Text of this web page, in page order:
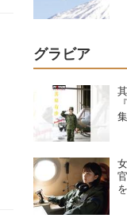
グラビア